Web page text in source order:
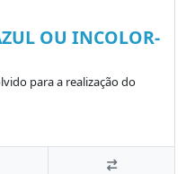
OU INCOLOR-
para a realização do